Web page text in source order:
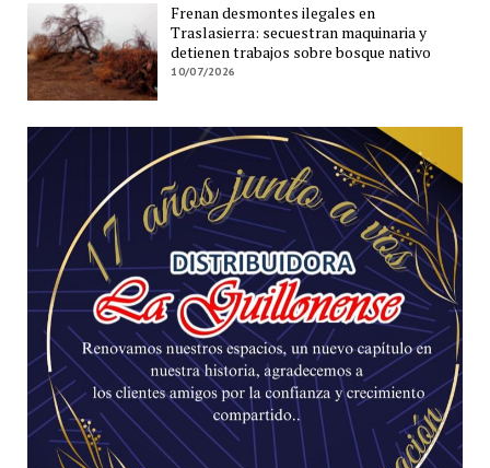
Frenan desmontes ilegales en
Traslasierra: secuestran maquinaria y
detienen trabajos sobre bosque nativo
10/07/2026